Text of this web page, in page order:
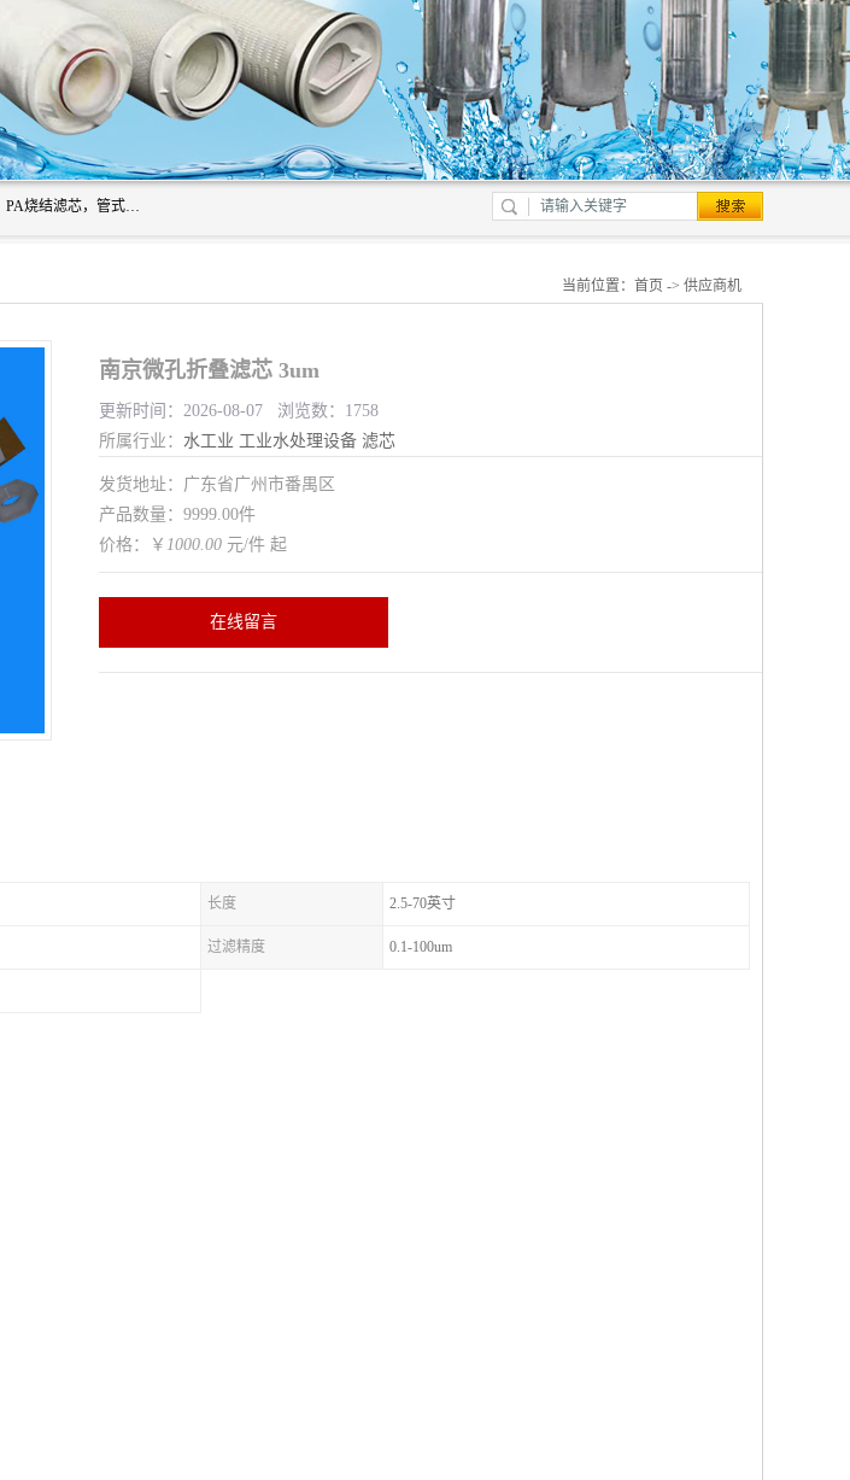
广州滤源过滤器材有限公司主营经营产品有：PTFE烧结滤芯、PE滤芯，烧结滤芯，PE烧结滤芯，PA烧结滤芯，管式膜支撑管，真空上料机滤芯，粉末烧结滤芯，止溢滤芯，吸头滤芯，湿化瓶滤芯、不锈钢烧结滤芯等。公司现拥有一批精干的管理人员和一支高素质的技术队伍，舒适优雅的办公环境和拥有全新现代化标准厂房。
当前位置： 首页 -> 供应商机
南京微孔折叠滤芯 3um
更新时间：2026-08-07 浏览数：1758
所属行业： 水工业 工业水处理设备 滤芯
发货地址：广东省广州市番禺区
产品数量：9999.00件
价格：￥ 1000.00 元/件 起
在线留言
长度 2.5-70英寸
过滤精度 0.1-100um